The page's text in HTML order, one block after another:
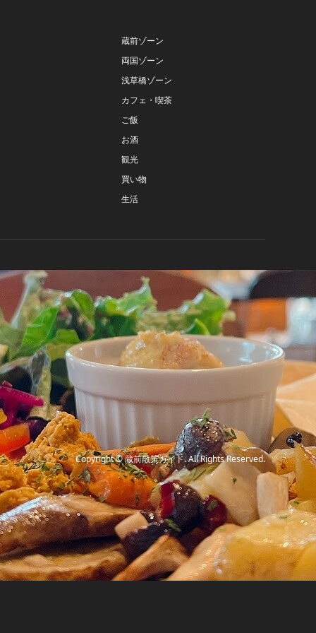
蔵前ゾーン
両国ゾーン
浅草橋ゾーン
カフェ・喫茶
ご飯
お酒
観光
買い物
生活
Copyright©蔵前散策ガイド. All Rights Reserved.